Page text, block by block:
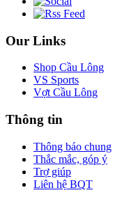
Our Links
Shop Cầu Lông
VS Sports
Vợt Cầu Lông
Thông tin
Thông báo chung
Thắc mắc, góp ý
Trợ giúp
Liên hệ BQT